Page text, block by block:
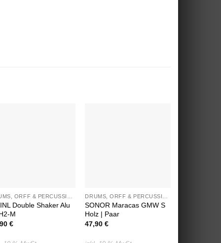
Double Shaker Alu
M
€
SONOR Maracas GMW S
Holz | Paar
47,90€